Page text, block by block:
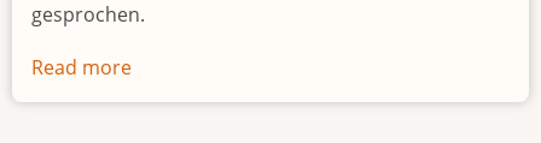
gesprochen.
Read more
Putins